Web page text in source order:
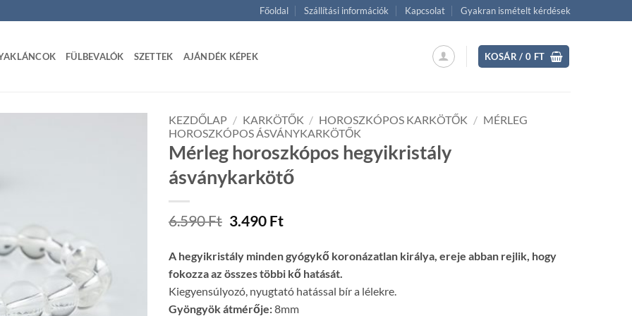
Főoldal Szállítási információk Kapcsolat Gyakran ismételt kérdések
FÜLBEVALÓK SZETTEK AJÁNDÉK KÉPEK KOSÁR /0 FT
KEZDŐLAP / KARKÖTŐK / HOROSZKÓPOS KARKÖTŐK / MÉRLEG
HOROSZKÓPOS ÁSVÁNYKARKÖTŐK
Mérleg horoszkópos hegyikristály
ásványkarkötő
6.590Ft Original
was:
6.590 Ft.
3.490 FtCurrent
3.490 Ft.
A hegyikristály minden gyógykő koronázatlan királya, ereje abban rejlik, hogy
fokozza az összes többi kő hatását.
Kiegyensúlyozó, nyugtató hatással bír a lélekre.
Gyöngyök átmérője:8mm